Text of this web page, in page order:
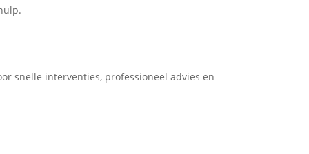
snelle interventies, professioneel advies en